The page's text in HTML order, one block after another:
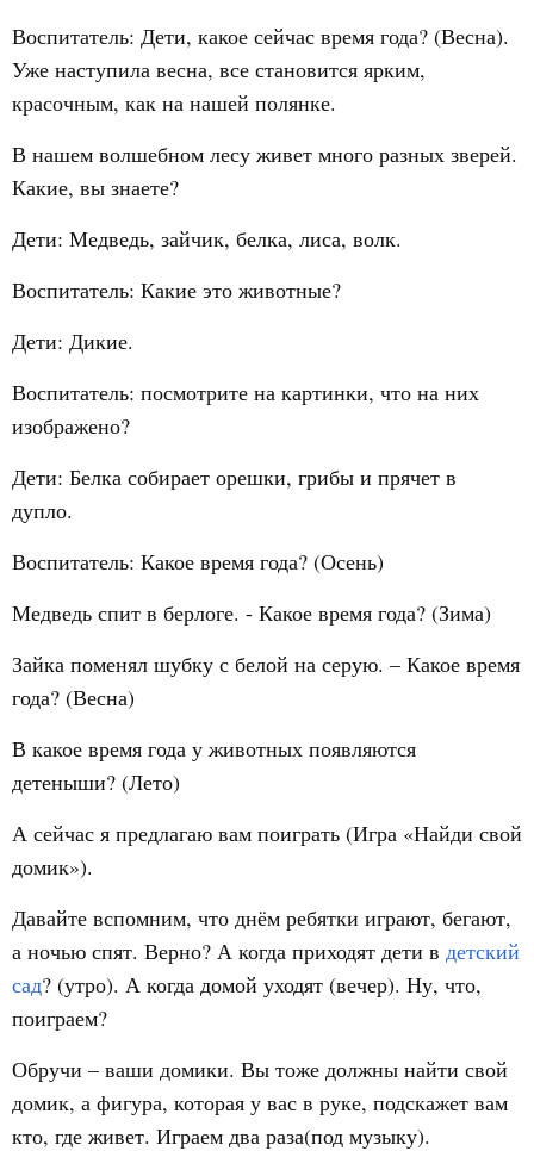
Воспитатель: Дети, какое сейчас время года? (Весна).
Уже наступила весна, все становится ярким,
красочным, как на нашей полянке.
В нашем волшебном лесу живет много разных зверей.
Какие, вы знаете?
Дети: Медведь, зайчик, белка, лиса, волк.
Воспитатель: Какие это животные?
Дети: Дикие.
Воспитатель: посмотрите на картинки, что на них
изображено?
Дети: Белка собирает орешки, грибы и прячет в
дупло.
Воспитатель: Какое время года? (Осень)
Медведь спит в берлоге. - Какое время года? (Зима)
Зайка поменял шубку с белой на серую. – Какое время
года? (Весна)
В какое время года у животных появляются
детеныши? (Лето)
А сейчас я предлагаю вам поиграть (Игра «Найди свой
домик»).
Давайте вспомним, что днём ребятки играют, бегают,
а ночью спят. Верно? А когда приходят дети в детский
сад? (утро). А когда домой уходят (вечер). Ну, что,
поиграем?
Обручи – ваши домики. Вы тоже должны найти свой
домик, а фигура, которая у вас в руке, подскажет вам
кто, где живет. Играем два раза(под музыку).